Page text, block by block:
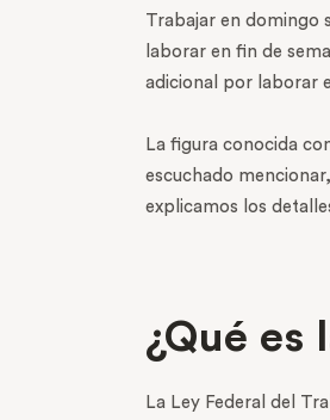
Trabajar en domingo
laborar en fin de
adicional por laborar
La figura conocida
escuchado
explicamos los
¿Qué es
La Ley Federal del